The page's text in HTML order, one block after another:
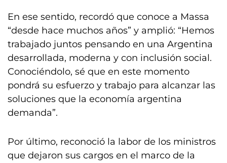
En ese sentido, recordó que conoce a Massa
“desde hace muchos años” y amplió: “Hemos
trabajado juntos pensando en una Argentina
desarrollada, moderna y con inclusión social.
Conociéndolo, sé que en este momento
pondrá su esfuerzo y trabajo para alcanzar las
soluciones que la economía argentina
demanda”.
Por último, reconoció la labor de los ministros
que dejaron sus cargos en el marco de la